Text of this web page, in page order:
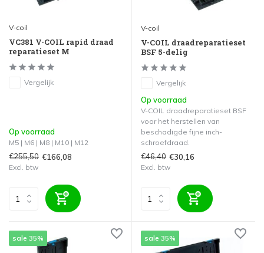
V-coil
VC381 V-COIL rapid draad
reparatieset M
Vergelijk
Op voorraad
M5 | M6 | M8 | M10 | M12
€255,50 €166,08
Excl. btw
V-coil
V-COIL draadreparatieset
BSF 5-delig
Vergelijk
Op voorraad
V-COIL draadreparatieset BSF
voor het herstellen van
beschadigde fijne inch-
schroefdraad.
€46,40 €30,16
Excl. btw
sale 35% sale 35%